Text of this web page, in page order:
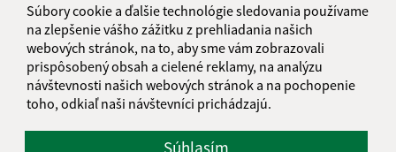
Súbory cookie a ďalšie technológie sledovania používame
na zlepšenie vášho zážitku z prehliadania našich
webových stránok, na to, aby sme vám zobrazovali
prispôsobený obsah a cielené reklamy, na analýzu
návštevnosti našich webových stránok a na pochopenie
toho, odkiaľ naši návštevníci prichádzajú.
Súhlasím